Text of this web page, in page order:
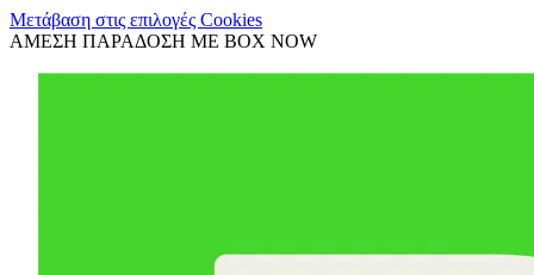
Μετάβαση στις επιλογές Cookies
ΑΜΕΣΗ ΠΑΡΑΔΟΣΗ ΜΕ BOX NOW